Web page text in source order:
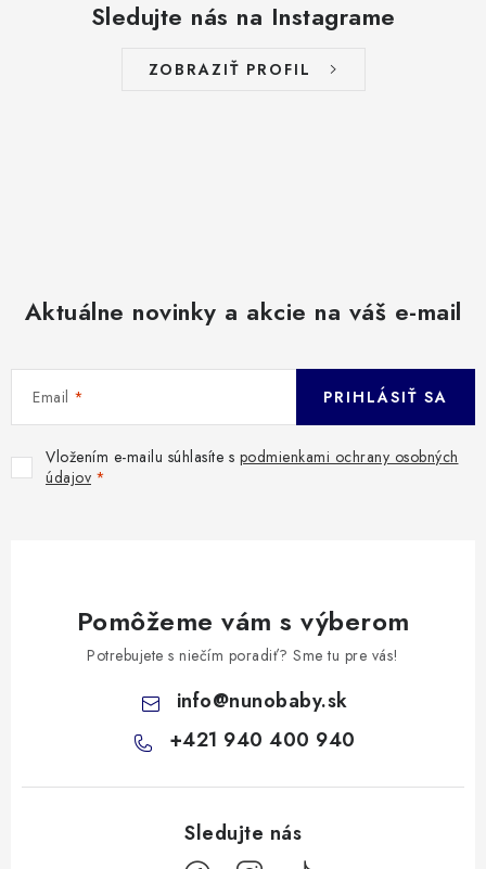
Sledujte nás na Instagrame
ZOBRAZIŤ PROFIL
Aktuálne novinky a akcie na váš e-mail
Email
Vložením e-mailu súhlasíte s podmienkami ochrany osobných
údajov
PRIHLÁSIŤ SA
Pomôžeme vám s výberom
Potrebujete s niečím poradiť? Sme tu pre vás!
info@nunobaby.sk
+421 940 400 940